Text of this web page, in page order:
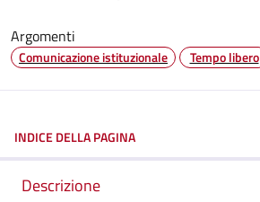
Argomenti
Comunicazione istituzionale Tempo libero
INDICE DELLA PAGINA
Descrizione